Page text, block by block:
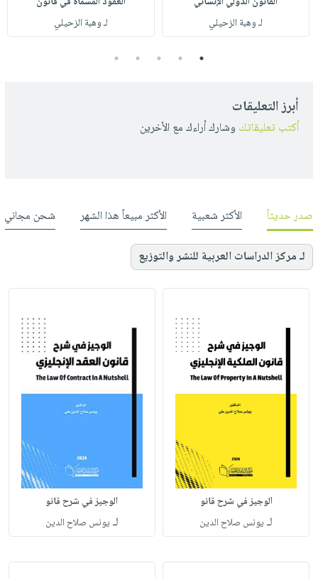
لـ وهبة الزحيلي
لـ وهبة الزحيلي
1
2
3
4
5
أبرز التعليقات
أكتب تعليقاتك وشارك أراءك مع الأخرين
صدر حديثاً الأكثر شعبية الأكثر مبيعاً هذا الشهر شحن مجاني
لـ مركز الدراسات العربية للنشر والتوزيع
الوجيز في شرح قانو
لـ يونس صلاح الدين
الوجيز في شرح قانو
لـ يونس صلاح الدين